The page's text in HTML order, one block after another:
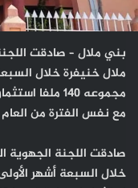
بني ملال – صادقت
مع نفس الفترة من العام 2021
صادقت اللجنة الجهوية